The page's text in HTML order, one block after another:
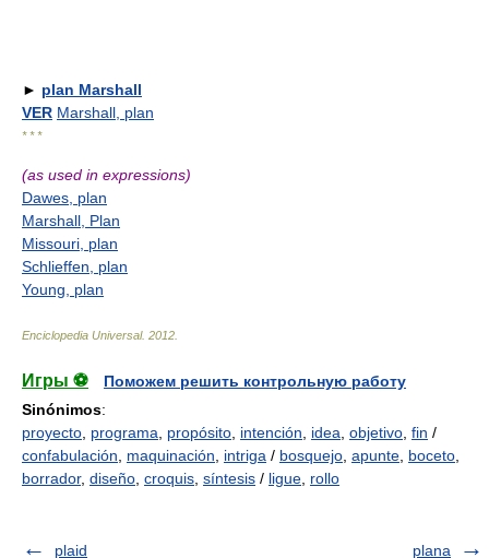
► plan Marshall
VER Marshall, plan
* * *
(as used in expressions)
Dawes, plan
Marshall, Plan
Missouri, plan
Schlieffen, plan
Young, plan
Enciclopedia Universal. 2012
Игры ⚽
Поможем решить контрольную работу
Sinónimos:
proyecto programa propósito intención idea objetivo fin /
confabulación
maquinación intriga / bosquejo apunte boceto
borrador, diseño croquis síntesis / ligue rollo
plaid plana